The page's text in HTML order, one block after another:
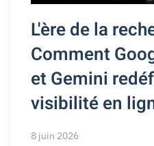
L'ère de la
Comment
et Gemini
visibilité en
8 juin 2026